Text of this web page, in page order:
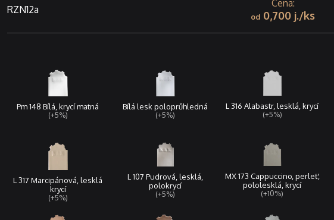
RZN12a 0,700 j.
Pm 148 Bílá, krycí matná
(+5%)
Bílá lesk poloprůhledná
(+5%)
L 316 Alabastr, lesklá, krycí
(+5%)
L 317 Marcipánová, lesklá
krycí
(+5%)
L 107 Pudrová, lesklá,
polokrycí
(+5%)
MX 173 Cappuccino, perleť,
pololesklá, krycí
(+10%)